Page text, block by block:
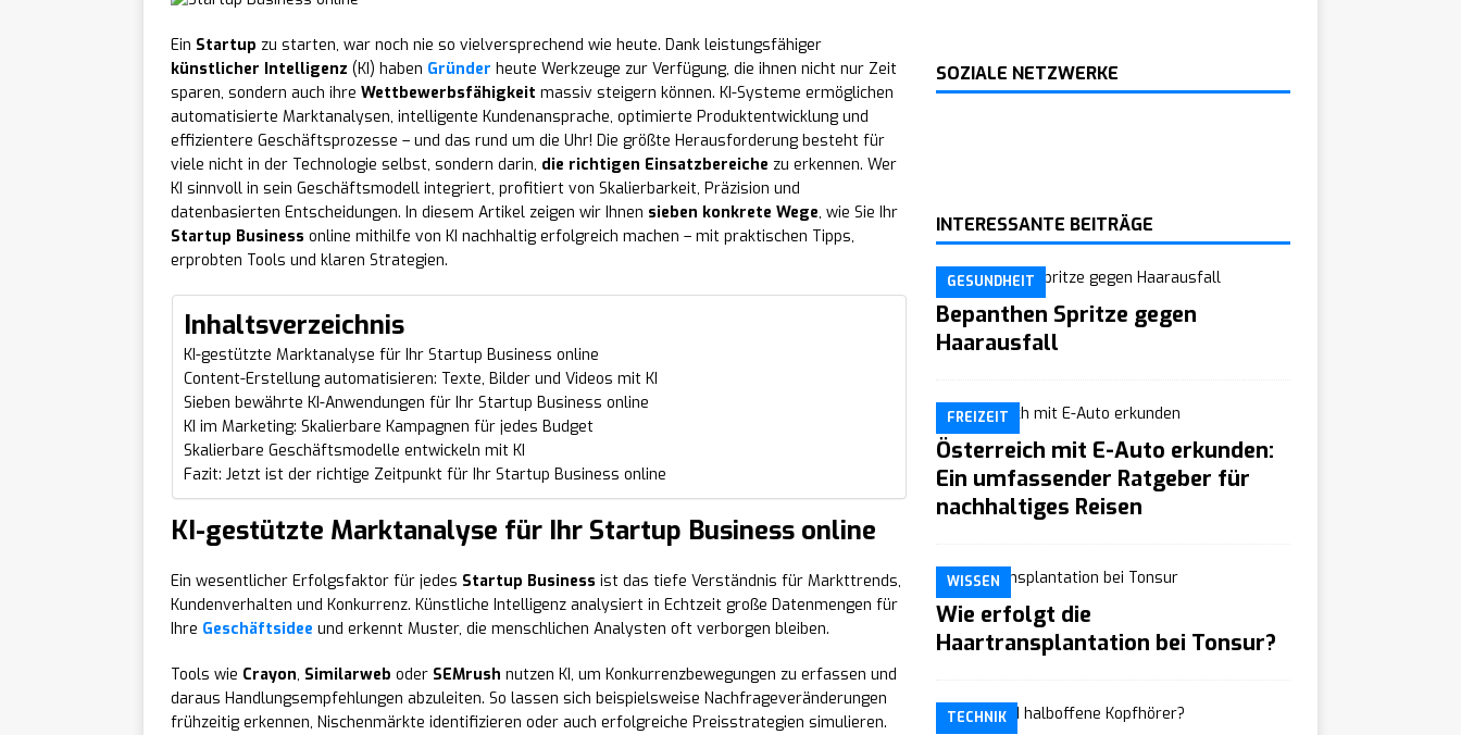
Ein Startup zu starten, war noch nie so vielversprechend wie heute. Dank leistungsfähiger
künstlicher Intelligenz (KI) haben Gründer heute Werkzeuge zur Verfügung, die ihnen nicht nur Zeit
sparen, sondern auch ihre Wettbewerbsfähigkeit massiv steigern können. KI-Systeme ermöglichen
automatisierte Marktanalysen, intelligente Kundenansprache, optimierte Produktentwicklung und
effizientere Geschäftsprozesse – und das rund um die Uhr! Die größte Herausforderung besteht für
viele nicht in der Technologie selbst, sondern darin, die richtigen Einsatzbereiche zu erkennen. Wer
KI sinnvoll in sein Geschäftsmodell integriert, profitiert von Skalierbarkeit, Präzision und
datenbasierten Entscheidungen. In diesem Artikel zeigen wir Ihnen sieben konkrete Wege, wie Sie Ihr
Startup Business online mithilfe von KI nachhaltig erfolgreich machen – mit praktischen Tipps,
erprobten Tools und klaren Strategien.
Inhaltsverzeichnis
KI-gestützte Marktanalyse für Ihr Startup Business online
Content-Erstellung automatisieren: Texte, Bilder und Videos mit KI
Sieben bewährte KI-Anwendungen für Ihr Startup Business online
KI im Marketing: Skalierbare Kampagnen für jedes Budget
Skalierbare Geschäftsmodelle entwickeln mit KI
Fazit: Jetzt ist der richtige Zeitpunkt für Ihr Startup Business online
KI-gestützte Marktanalyse für Ihr Startup Business online
Ein wesentlicher Erfolgsfaktor für jedes Startup Business ist das tiefe Verständnis für Markttrends,
Kundenverhalten und Konkurrenz. Künstliche Intelligenz analysiert in Echtzeit große Datenmengen für
Ihre Geschäftsidee und erkennt Muster, die menschlichen Analysten oft verborgen bleiben.
Tools wie Crayon, Similarweb oder SEMrush nutzen KI, um Konkurrenzbewegungen zu erfassen und
daraus Handlungsempfehlungen abzuleiten. So lassen sich beispielsweise Nachfrageveränderungen
frühzeitig erkennen, Nischenmärkte identifizieren oder auch erfolgreiche Preisstrategien simulieren.
SOZIALE NETZWERKE
INTERESSANTE BEITRÄGE
GESUNDHEIT
Bepanthen Spritze gegen
Haarausfall
FREIZEIT
Österreich mit E-Auto erkunden:
Ein umfassender Ratgeber für
nachhaltiges Reisen
WISSEN
Wie erfolgt die
Haartransplantation bei Tonsur?
TECHNIK